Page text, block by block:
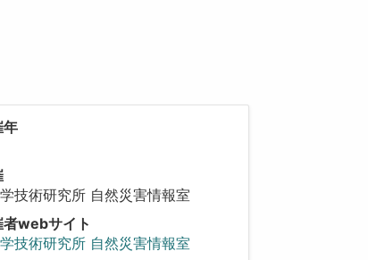
年
技術研究所 自然災害情報室
者webサイト
技術研究所 自然災害情報室